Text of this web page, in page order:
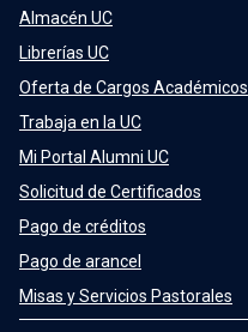
Almacén UC
Librerías UC
Oferta de Cargos Académicos
Trabaja en la UC
Mi Portal Alumni UC
Solicitud de Certificados
Pago de créditos
Pago de arancel
Misas y Servicios Pastorales